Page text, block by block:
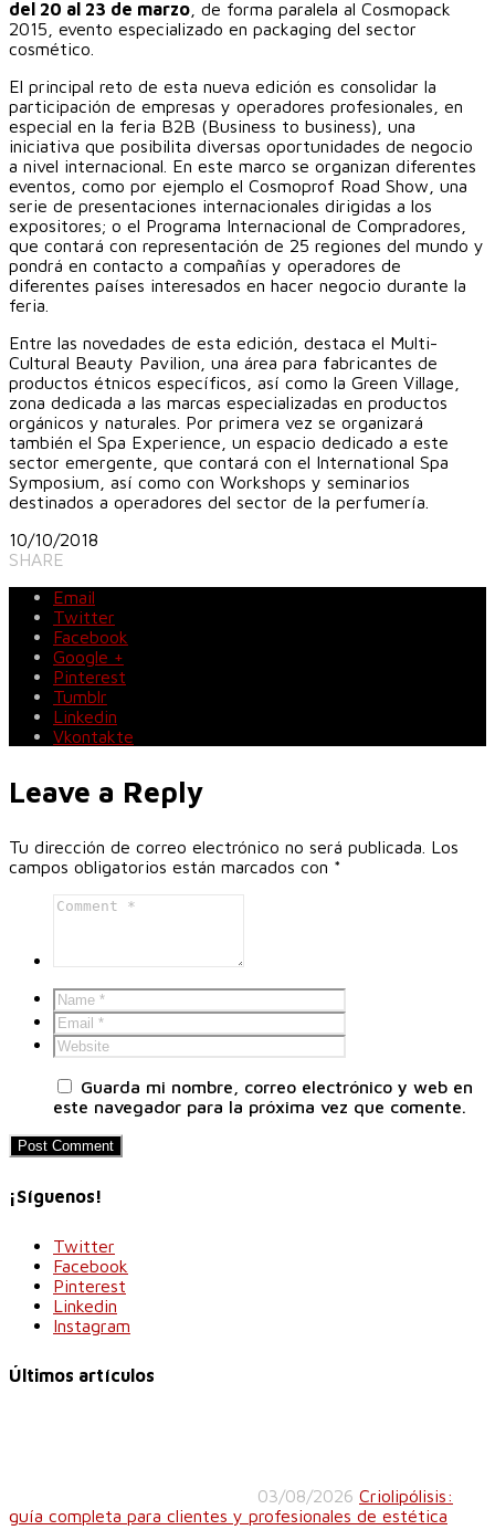
del 20 al 23 de marzo , de forma paralela al Cosmopack
2015, evento especializado en packaging del sector
cosmético.
El principal reto de esta nueva edición es consolidar la
participación de empresas y operadores profesionales, en
especial en la feria B2B (Business to business), una
iniciativa que posibilita diversas oportunidades de negocio
a nivel internacional. En este marco se organizan diferentes
eventos, como por ejemplo el Cosmoprof Road Show, una
serie de presentaciones internacionales dirigidas a los
expositores; o el Programa Internacional de Compradores,
que contará con representación de 25 regiones del mundo y
pondrá en contacto a compañías y operadores de
diferentes países interesados en hacer negocio durante la
feria.
Entre las novedades de esta edición, destaca el Multi-
Cultural Beauty Pavilion, una área para fabricantes de
productos étnicos específicos, así como la Green Village,
zona dedicada a las marcas especializadas en productos
orgánicos y naturales. Por primera vez se organizará
también el Spa Experience, un espacio dedicado a este
sector emergente, que contará con el International Spa
Symposium, así como con Workshops y seminarios
destinados a operadores del sector de la perfumería.
10/10/2018
SHARE
Email
Twitter
Facebook
Google +
Pinterest
Tumblr
Linkedin
Vkontakte
Leave a Reply
Tu dirección de correo electrónico no será publicada. Los
campos obligatorios están marcados con *
Guarda mi nombre, correo electrónico y web en
este navegador para la próxima vez que comente.
¡Síguenos!
Twitter
Facebook
Pinterest
Linkedin
Instagram
Últimos artículos
03/08/2026 Criolipólisis:
guía completa para clientes y profesionales de estética